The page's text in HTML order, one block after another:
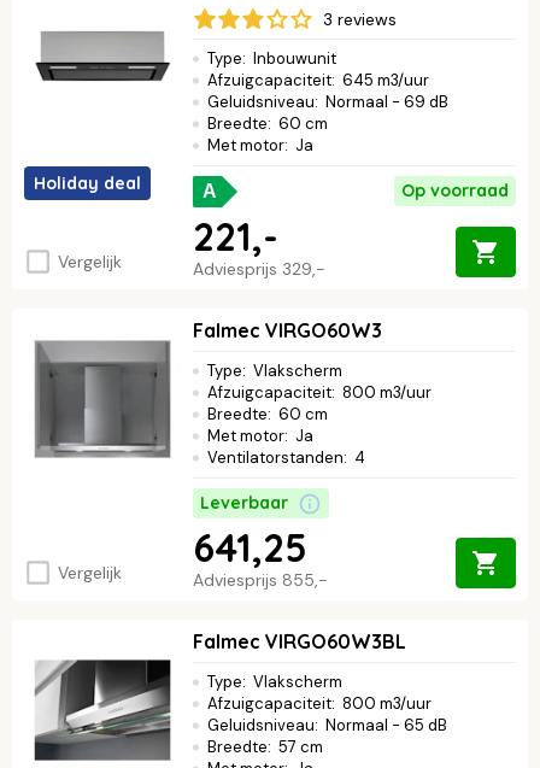
Holiday deal
Vergelijk
3 reviews
Type: Inbouwunit
Afzuigcapaciteit: 645 m3/uur
Geluidsniveau: Normaal - 69 dB
Breedte: 60 cm
Met motor: Ja
A Op voorraad
Adviesprijs 329,-
221,-
Vergelijk
Falmec VIRGO60W3
Type: Vlakscherm
Afzuigcapaciteit: 800 m3/uur
Breedte: 60 cm
Met motor: Ja
Ventilatorstanden: 4
Leverbaar
Adviesprijs 855,-
641,25
Falmec VIRGO60W3BL
Type: Vlakscherm
Afzuigcapaciteit: 800 m3/uur
Geluidsniveau: Normaal - 65 dB
Breedte: 57 cm